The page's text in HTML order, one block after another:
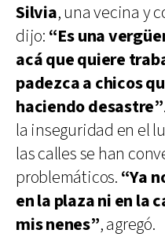
Silvia, una vecina y
dijo: “Es una
acá que quiere
padezca a chicos
haciendo desastre”
la inseguridad en el
las calles se han
problemáticos. “Ya
en la plaza ni en la
mis nenes”, agregó.